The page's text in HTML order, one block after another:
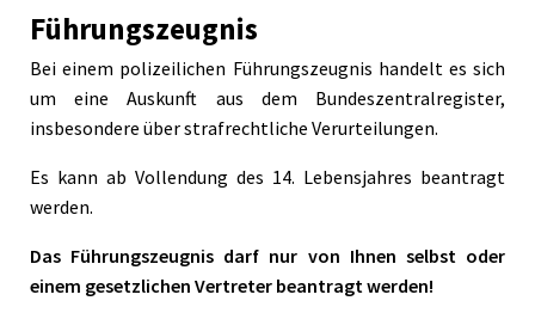
Tourismus
Freizeit & Kultur
Wirtschaft
Führungszeugnis
Bei einem polizeilichen Führungszeugnis handelt es sich
um eine Auskunft aus dem Bundeszentralregister,
insbesondere über strafrechtliche Verurteilungen.
Es kann ab Vollendung des 14. Lebensjahres beantragt
werden.
Das Führungszeugnis darf nur von Ihnen selbst oder
einem gesetzlichen Vertreter beantragt werden!